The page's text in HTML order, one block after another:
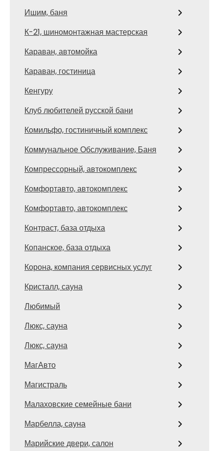
Ишим, баня
К-21, шиномонтажная мастерская
Караван, автомойка
Караван, гостиница
Кенгуру
Клуб любителей русской бани
Комильфо, гостиничный комплекс
Коммунальное Обслуживание, Баня
Компрессорный, автокомплекс
Комфортавто, автокомплекс
Комфортавто, автокомплекс
Контраст, база отдыха
Копанское, база отдыха
Корона, компания сервисных услуг
Кристалл, сауна
Любимый
Люкс, сауна
Люкс, сауна
МагАвто
Магистраль
Малаховские семейные бани
Марбелла, сауна
Марийские двери, салон